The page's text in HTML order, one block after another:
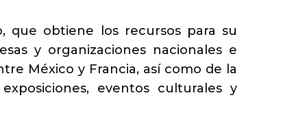
que obtiene los recursos para su
y organizaciones nacionales e
México y Francia, así como de la
eventos culturales y